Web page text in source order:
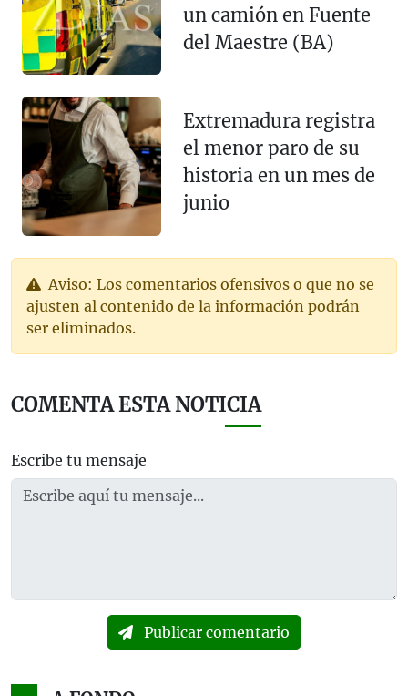
un camión en Fuente
del Maestre (BA)
Extremadura registra
el menor paro de su
historia en un mes de
junio
Aviso: Los comentarios ofensivos o que no se
ajusten al contenido de la información podrán
ser eliminados.
COMENTA ESTA NOTICIA
Escribe tu mensaje
Publicar comentario